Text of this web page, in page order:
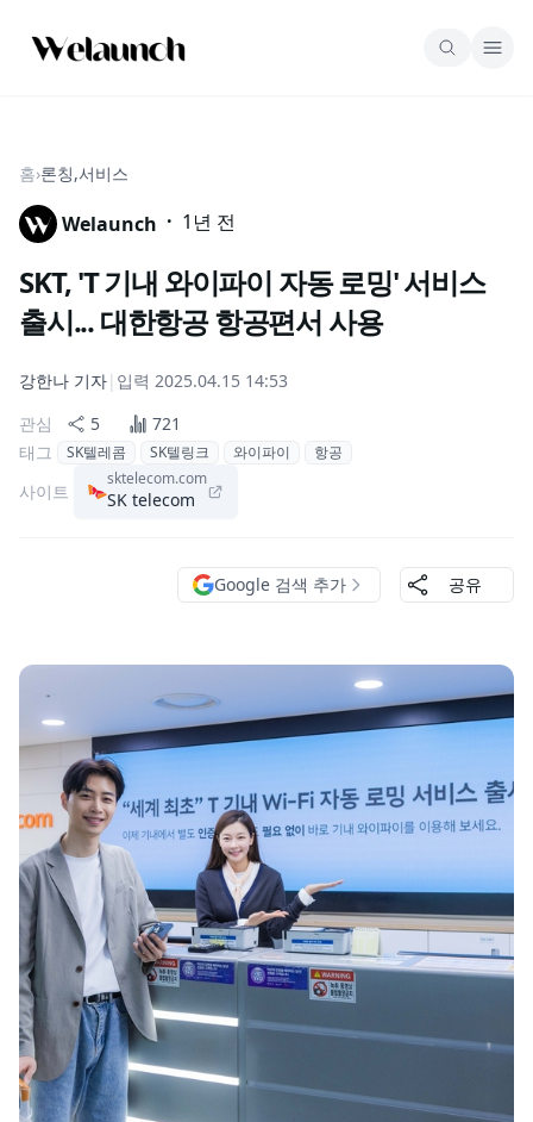
홈›론칭,서비스
Welaunch · 1년 전
SKT, 'T 기내 와이파이 자동 로밍' 서비스
출시... 대한항공 항공편서 사용
강한나 기자| 입력 2025.04.15 14:53
관심
5
721
태그
SK텔레콤 SK텔링크 와이파이 항공
사이트
sktelecom.com
SK telecom
Google 검색 추가 공유